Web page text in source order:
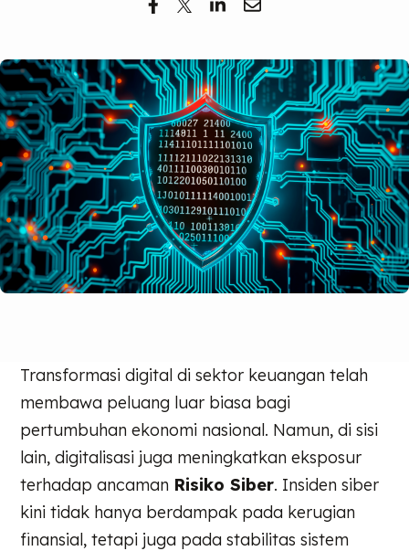
Transformasi digital di sektor keuangan telah
membawa peluang luar biasa bagi
pertumbuhan ekonomi nasional. Namun, di sisi
lain, digitalisasi juga meningkatkan eksposur
terhadap ancaman Risiko Siber. Insiden siber
kini tidak hanya berdampak pada kerugian
finansial, tetapi juga pada stabilitas sistem